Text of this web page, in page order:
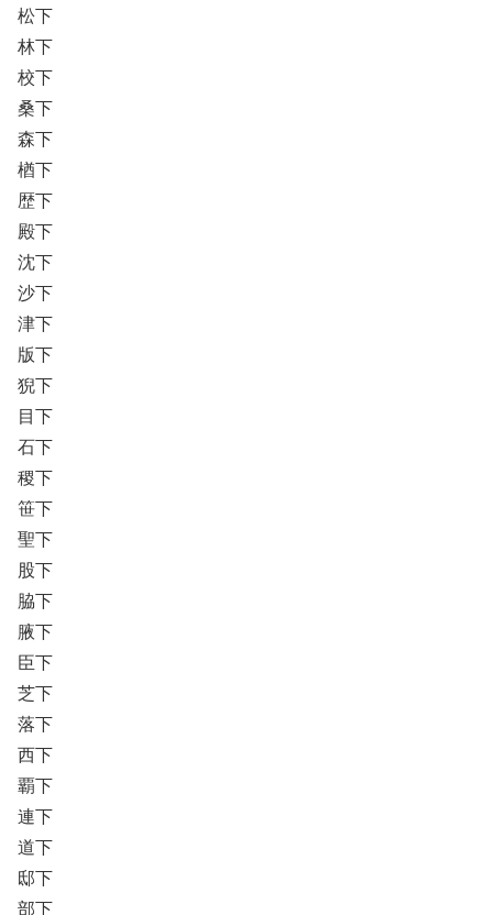
松下
林下
校下
桑下
森下
楢下
歴下
殿下
沈下
沙下
津下
版下
猊下
目下
石下
稷下
笹下
聖下
股下
脇下
腋下
臣下
芝下
落下
西下
覇下
連下
道下
邸下
部下